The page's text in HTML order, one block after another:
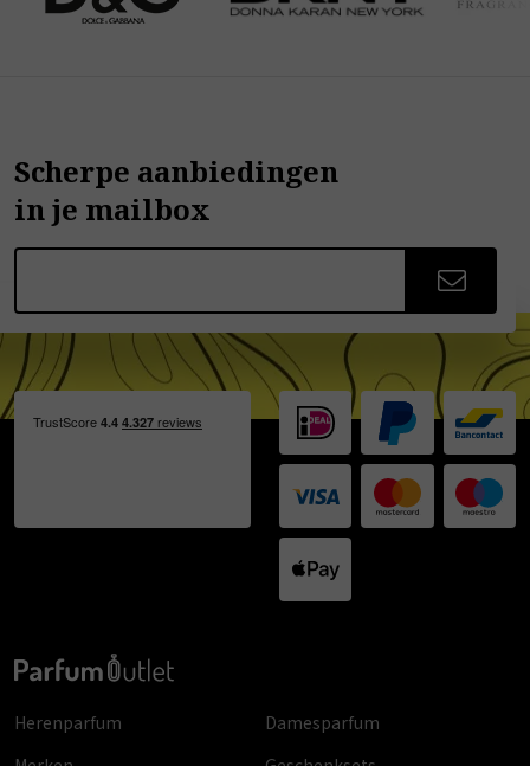
Scherpe aanbiedingen
in je mailbox
Herenparfum
Damesparfum